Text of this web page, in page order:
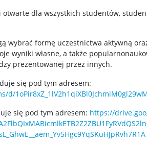
i otwarte dla wszystkich studentów,
wybrać formę uczestnictwa aktywną
wyniki własne, a także
prezentowanej przez innych.
się pod tym adresem:
d/
się pod tym adresem: https://